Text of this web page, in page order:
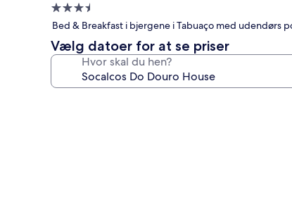
3.5-
stjernet
overnatningssted
Bed & Breakfast i bjergene i Tabuaço med udendørs
Vælg datoer for at se priser
Hvor skal du hen?